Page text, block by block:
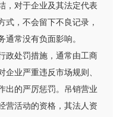
，对于企业及其法定代表
式，不会留下不良记录，
常没有负面影响。
政处罚措施，通常由工商
业严重违反市场规则、
出的严厉惩罚。吊销营业
营活动的资格，其法人资